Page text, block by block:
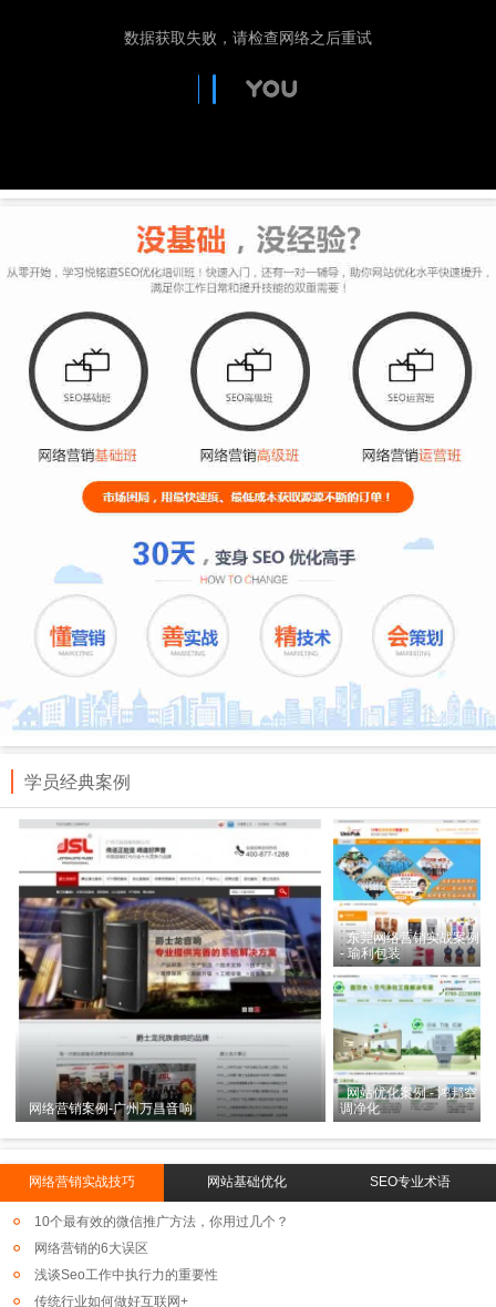
学员经典案例
网络营销案例-广州万昌音响
东莞网络营销实战案例
- 瑜利包装
网站优化案例 - 鸿邦空
调净化
网络营销实战技巧 网站基础优化 SEO专业术语
10个最有效的微信推广方法，你用过几个？
网络营销的6大误区
浅谈Seo工作中执行力的重要性
传统行业如何做好互联网+